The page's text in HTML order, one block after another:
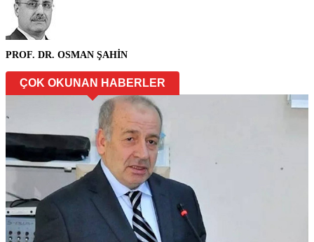
PROF. DR. OSMAN ŞAHİN
ÇOK OKUNAN HABERLER